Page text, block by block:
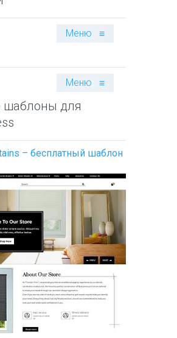
Меню ≡
Меню ≡
для
– бесплатный шаблон